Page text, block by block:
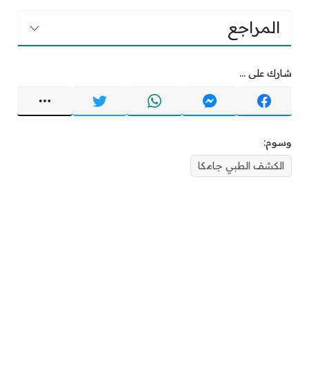
المراجع
شارك على ...
وسوم:
الكشف الطبي جامكا